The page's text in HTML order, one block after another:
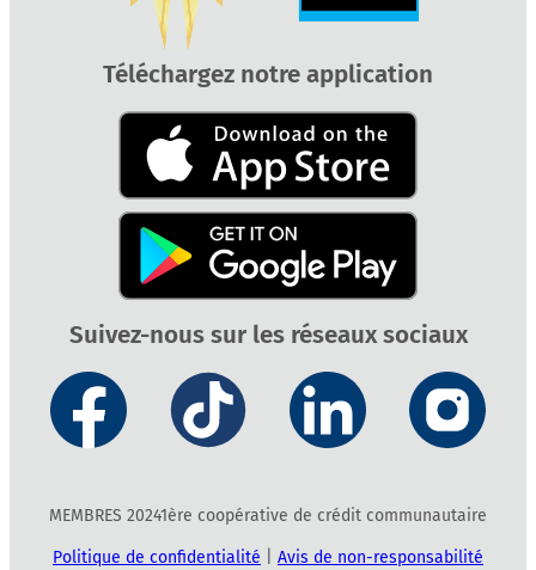
Téléchargez notre application
Suivez-nous sur les réseaux sociaux
MEMBRES 20241ère coopérative de crédit communautaire
Politique de confidentialité
Avis de non-responsabilité